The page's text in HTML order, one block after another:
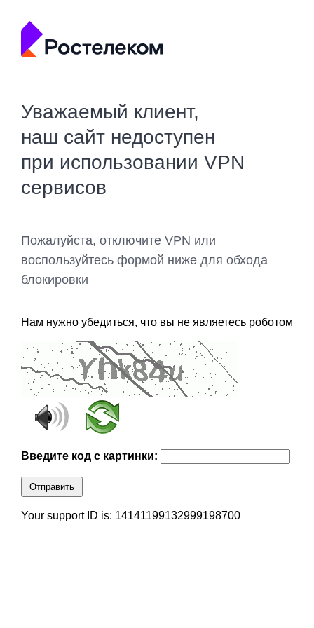
Уважаемый клиент,
наш сайт недоступен
при использовании VPN
сервисов
Пожалуйста, отключите VPN или
воспользуйтесь формой ниже для обхода
блокировки
Нам нужно убедиться, что вы не являетесь роботом
Введите код с картинки:
Отправить
Your support ID is: 14141199132999198700